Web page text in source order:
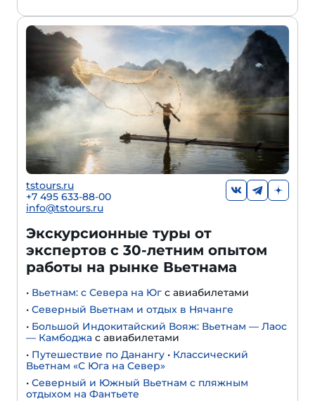
tstours.ru
+7 495 633-88-00
info@tstours.ru
Экскурсионные туры от
экспертов с 30-летним опытом
работы на рынке Вьетнама
• Вьетнам: с Севера на Юг с авиабилетами
• Северный Вьетнам и отдых в Нячанге
• Большой Индокитайский Вояж: Вьетнам — Лаос
— Камбоджа с авиабилетами
• Путешествие по Данангу • Классический
Вьетнам «С Юга на Север»
• Северный и Южный Вьетнам с пляжным
отдыхом на Фантьете